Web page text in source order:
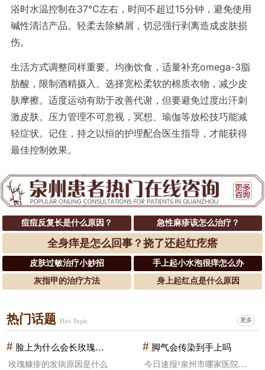
浴时水温控制在37℃左右，时间不超过15分钟，避免使用
碱性清洁产品。轻柔去除鳞屑，切忌强行剥离造成皮肤损
伤。
生活方式调整同样重要。均衡饮食，适量补充omega-3脂
肪酸，限制酒精摄入。选择宽松柔软的棉质衣物，减少皮
肤摩擦。适度运动有助于改善代谢，但要避免过度出汗刺
激皮肤。压力管理不可忽视，冥想、瑜伽等放松技巧能减
轻症状。记住，持之以恒的护理配合医生指导，才能获得
最佳控制效果。
痘痘反复长是什么原因？ 急性麻疹该怎么治疗？
全身痒是怎么回事？挠了还起红疙瘩
皮肤过敏治疗小妙招 手上起小水泡很痒怎么办
灰指甲的治疗方法 身上起红点是什么原因
热门话题 Hot Topic 更多
# 脸上为什么会长玫瑰糠疹
玫瑰糠疹的发病原因是什么
# 脚气会传染到手上吗
今日速报!泉州市哪家医院皮肤科治疗好